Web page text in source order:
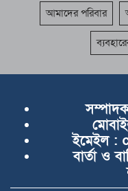
আমাদের পরিবার
ইমেইল :
বার্তা ও